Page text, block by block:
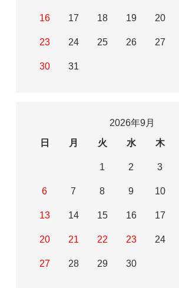
16 17 18 19 20
23 24 25 26 27
30 31
2026年9月
日
月 火 水 木
1 2 3
6 7 8 9 10
13 14 15 16 17
20 21 22 23 24
27 28 29 30